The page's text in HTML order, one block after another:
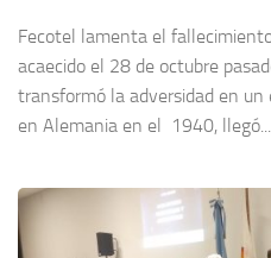
Fecotel lamenta el
acaecido el 28 de octubre
transformó la adversidad en un
en Alemania en el 1940, llegó...